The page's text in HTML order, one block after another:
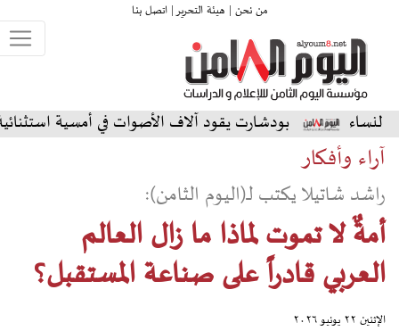
من نحن | هيئة التحرير |اتصل بنا
بودشارت يقود آلاف الأصوات في أمسية استثنائية على المسرح
آراء وأفكار
راشد شاتيلا يكتب لـ(اليوم الثامن):
أمةٌ لا تموت لماذا ما زال العالم
العربي قادراً على صناعة المستقبل؟
الإثنين ٢٢ يونيو ٢٠٢٦